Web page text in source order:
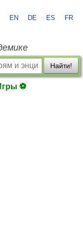
EN DE ES FR
Найти!
⚽